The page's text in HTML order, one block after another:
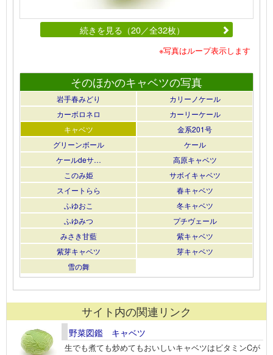
続きを見る（20／全32枚）
※写真はループ表示します
そのほかのキャベツの写真
岩手春みどり
カリーノケール
カーボロネロ
カーリーケール
キャベツ
金系201号
グリーンボール
ケール
ケールdeサ…
高原キャベツ
このみ姫
サボイキャベツ
スイートらら
春キャベツ
ふゆおこ
冬キャベツ
ふゆみつ
プチヴェール
みさき甘藍
紫キャベツ
紫芽キャベツ
芽キャベツ
雪の舞
サイト内の関連リンク
野菜図鑑 キャベツ
生でも煮ても炒めてもおいしいキャベツはビタミンCが